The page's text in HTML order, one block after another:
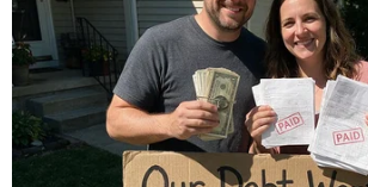
Bệnh viện Trung ương Quân đội 108. (Ảnh: